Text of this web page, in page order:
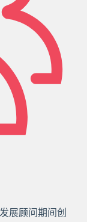
展顾问期间创